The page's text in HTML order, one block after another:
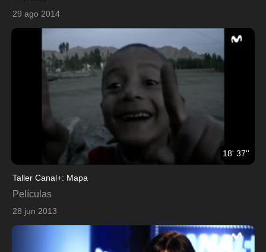
29 ago 2014
18' 37''
Taller Canal+: Mapa
Películas
28 jun 2013